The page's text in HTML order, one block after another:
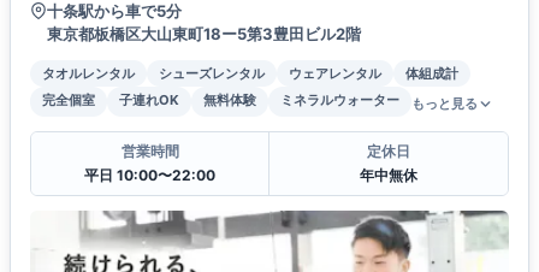
十条駅から車で5分
東京都板橋区大山東町18ー5第3豊田ビル2階
タオルレンタル シューズレンタル ウェアレンタル
体組成計
完全個室
子連れOK 無料体験 ミネラルウォーター もっと見る
営業時間
平日 10:00〜22:00
定休日
年中無休